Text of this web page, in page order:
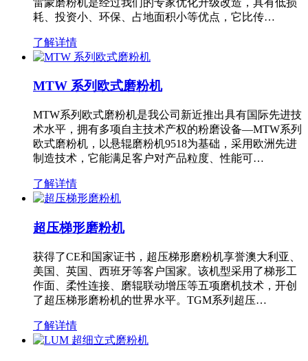
耗、投资小、环保、占地面积小等优点，它比传…
了解详情
MTW 系列欧式磨粉机
MTW系列欧式磨粉机是我公司新近推出具有国际先进技
术水平，拥有多项自主技术产权的粉磨设备—MTW系列
欧式磨粉机，以悬辊磨粉机9518为基础，采用欧洲先进
制造技术，它能满足客户对产品粒度、性能可…
了解详情
超压梯形磨粉机
获得了CE和国家证书，超压梯形磨粉机享誉澳大利亚、
美国、英国、西班牙等客户国家。该机型采用了梯形工
作面、柔性连接、磨辊联动增压等五项磨机技术，开创
了超压梯形磨粉机的世界水平。TGM系列超压…
了解详情